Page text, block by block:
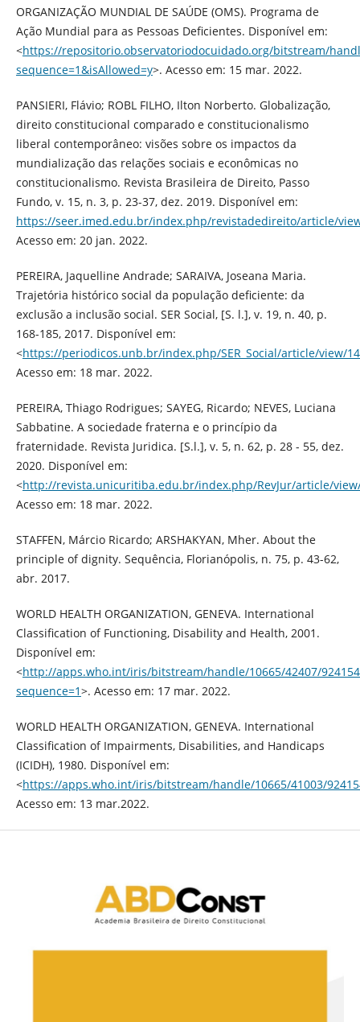
ORGANIZAÇÃO MUNDIAL DE SAÚDE (OMS). Programa de
Ação Mundial para as Pessoas Deficientes. Disponível em:
<https://repositorio.observatoriodocuidado.org/bitstream/
sequence=1&isAllowed=y>. Acesso em: 15 mar. 2022.
PANSIERI, Flávio; ROBL FILHO, Ilton Norberto. Globalização,
direito constitucional comparado e constitucionalismo
liberal contemporâneo: visões sobre os impactos da
mundialização das relações sociais e econômicas no
constitucionalismo. Revista Brasileira de Direito, Passo
Fundo, v. 15, n. 3, p. 23-37, dez. 2019. Disponível em:
https://seer.imed.edu.br/index.php/revistadedireito/article/
Acesso em: 20 jan. 2022.
PEREIRA, Jaquelline Andrade; SARAIVA, Joseana Maria.
Trajetória histórico social da população deficiente: da
exclusão a inclusão social. SER Social, [S. l.], v. 19, n. 40, p.
168-185, 2017. Disponível em:
<https://periodicos.unb.br/index.php/SER_Social/article/view/
Acesso em: 18 mar. 2022.
PEREIRA, Thiago Rodrigues; SAYEG, Ricardo; NEVES, Luciana
Sabbatine. A sociedade fraterna e o princípio da
fraternidade. Revista Juridica. [S.l.], v. 5, n. 62, p. 28 - 55, dez.
2020. Disponível em:
<http://revista.unicuritiba.edu.br/index.php/RevJur/article/
Acesso em: 18 mar. 2022.
STAFFEN, Márcio Ricardo; ARSHAKYAN, Mher. About the
principle of dignity. Sequência, Florianópolis, n. 75, p. 43-62,
abr. 2017.
WORLD HEALTH ORGANIZATION, GENEVA. International
Classification of Functioning, Disability and Health, 2001.
Disponível em:
<http://apps.who.int/iris/bitstream/handle/10665/42407/
sequence=1>. Acesso em: 17 mar. 2022.
WORLD HEALTH ORGANIZATION, GENEVA. International
Classification of Impairments, Disabilities, and Handicaps
(ICIDH), 1980. Disponível em:
<https://apps.who.int/iris/bitstream/handle/10665/41003/
Acesso em: 13 mar.2022.